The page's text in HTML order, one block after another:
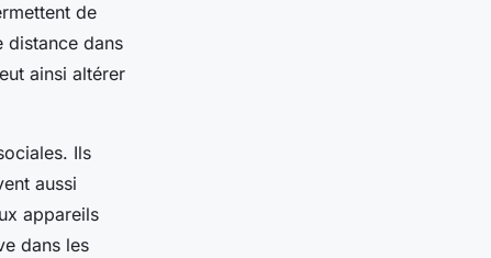
de
distance dans
ainsi altérer
Ils
aussi
appareils
dans les